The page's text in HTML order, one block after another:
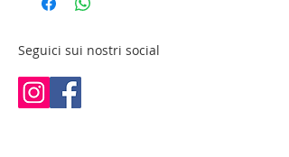
Specchio cm 66x110h
Seguici sui nostri social